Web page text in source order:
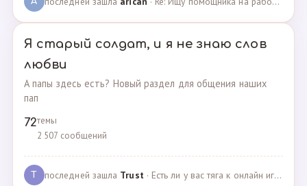
Я старый солдат, и я не знаю слов
любви
А папы здесь есть? Новый раздел для общения наших
пап
72темы
2 507 сообщений
T последней зашла Trust · Есть ли у вас тяга к онлайн играм? · 02.05.2025